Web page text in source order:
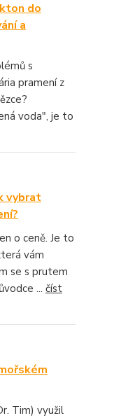
do
a
s
pramení z
voda", je to
vybrat
o ceně. Je to
vám
se s prutem
... číst
Tim) využil